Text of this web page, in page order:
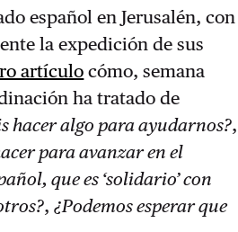
español en Jerusalén, con
la expedición de sus
artículo cómo, semana
ha tratado de
hacer algo para ayudarnos?,
para avanzar en el
que es ‘solidario’ con
,¿Podemos esperar que